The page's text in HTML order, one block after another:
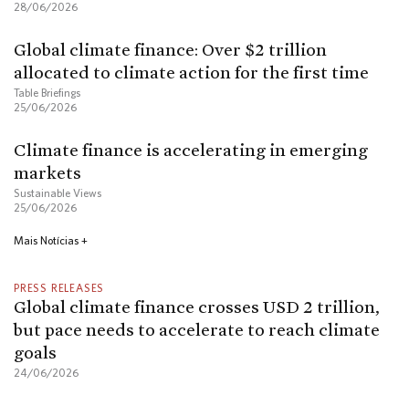
28/06/2026
Global climate finance: Over $2 trillion
allocated to climate action for the first time
Table Briefings
25/06/2026
Climate finance is accelerating in emerging
markets
Sustainable Views
25/06/2026
Mais Notícias +
PRESS RELEASES
Global climate finance crosses USD 2 trillion,
but pace needs to accelerate to reach climate
goals
24/06/2026